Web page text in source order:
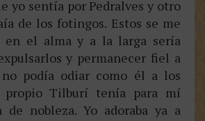
yo sentía por Pedralves y otro
de los fotingos. Estos se me
en el alma y a la larga sería
y permanecer fiel a
no podía odiar como él a los
Tilburí tenía para mí
de nobleza. Yo adoraba ya a